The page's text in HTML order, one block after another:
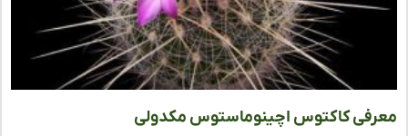
کاکتوس اچینوماستوس مکدولی